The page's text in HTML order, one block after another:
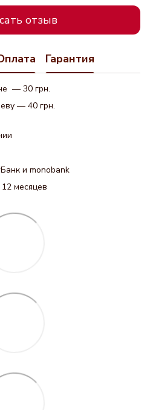
отзыв
Гарантия
— 30 грн.
— 40 грн.
и monobank
месяцев